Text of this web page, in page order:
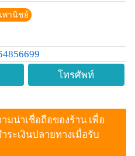
พานิชย์
โทรศัพท์
มน่าเชื่อถือของร้าน เพื่อ
ระเงินปลายทางเมื่อรับ